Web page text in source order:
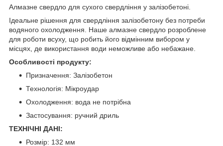
Алмазне свердло для сухого свердління у залізобетоні.
Ідеальне рішення для свердління залізобетону без потреби
водяного охолодження. Наше алмазне свердло розроблене
для роботи всуху, що робить його відмінним вибором у
місцях, де використання води неможливе або небажане.
Особливості продукту:
Призначення: Залізобетон
Технологія: Мікроудар
Охолодження: вода не потрібна
Застосування: ручний дриль
ТЕХНІЧНІ ДАНІ:
Розмір: 132 мм